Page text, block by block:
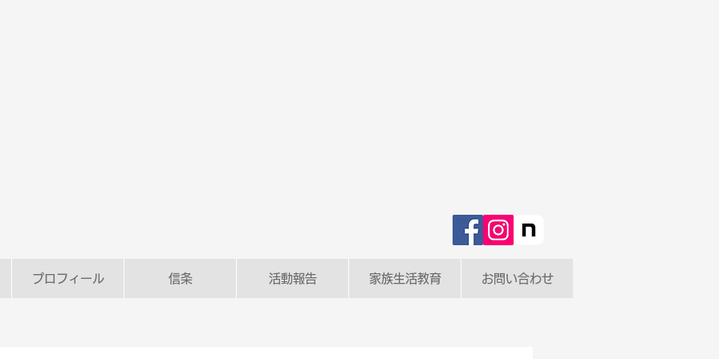
プロフィール 信条 活動報告 家族生活教育 お問い合わせ